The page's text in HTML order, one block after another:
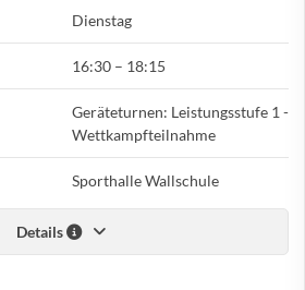
Dienstag
16:30 – 18:15
Geräteturnen: Leistungsstufe 1 -
Wettkampfteilnahme
Sporthalle Wallschule
Details